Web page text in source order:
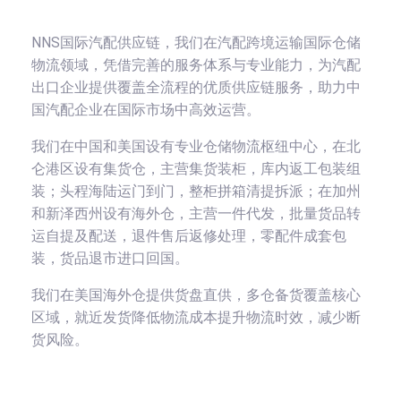
NNS国际汽配供应链，我们在汽配跨境运输国际仓储
物流领域，凭借完善的服务体系与专业能力，为汽配
出口企业提供覆盖全流程的优质供应链服务，助力中
国汽配企业在国际市场中高效运营。
我们在中国和美国设有专业仓储物流枢纽中心，在北
仑港区设有集货仓，主营集货装柜，库内返工包装组
装；头程海陆运门到门，整柜拼箱清提拆派；在加州
和新泽西州设有海外仓，主营一件代发，批量货品转
运自提及配送，退件售后返修处理，零配件成套包
装，货品退市进口回国。
我们在美国海外仓提供货盘直供，多仓备货覆盖核心
区域，就近发货降低物流成本提升物流时效，减少断
货风险。